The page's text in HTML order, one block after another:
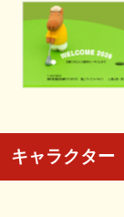
キャラクター